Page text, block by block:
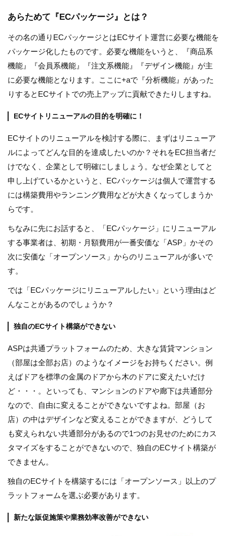
あらためて『ECパッケージ』とは？
その名の通りECパッケージとはECサイト運営に必要な機能を
パッケージ化したものです。必要な機能をいうと、『商品系
機能』『会員系機能』『注文系機能』『デザイン機能』が主
に必要な機能となります。ここに+aで『分析機能』があった
りするとECサイトでの売上アップに貢献できたりしますね。
ECサイトリニューアルの目的を明確に！
ECサイトのリニューアルを検討する際に、まずはリニューア
ルによってどんな目的を達成したいのか？それをEC担当者だ
けでなく、企業として明確にしましょう。なぜ企業としてと
申し上げているかというと、ECパッケージは個人で運営する
には構築費用やランニング費用などが大きくなってしまうか
らです。
ちなみに先にお話すると、「ECパッケージ」にリニューアル
する事業者は、初期・月額費用が一番安価な「ASP」かその
次に安価な「オープンソース」からのリニューアルが多いで
す。
では「ECパッケージにリニューアルしたい」という理由はど
んなことがあるのでしょうか？
独自のECサイト構築ができない
ASPは共通プラットフォームのため、大きな賃貸マンション
（部屋は全部お店）のようなイメージをお持ちください。例
えばドアを標準の金属のドアから木のドアに変えたいだけ
ど・・・。といっても、マンションのドアや廊下は共通部分
なので、自由に変えることができないですよね。部屋（お
店）の中はデザインなど変えることができますが、どうして
も変えられない共通部分があるので1つのお見せのためにカス
タマイズをすることができないので、独自のECサイト構築が
できません。
独自のECサイトを構築するには「オープンソース」以上のプ
ラットフォームを選ぶ必要があります。
新たな販促施策や業務効率改善ができない